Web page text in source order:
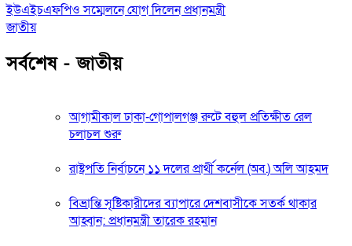
ইউএইচএফপিও সম্মেলনে যোগ দিলেন প্রধানমন্ত্রী
জাতীয়
সর্বশেষ - জাতীয়
আগামীকাল ঢাকা-গোপালগঞ্জ রুটে বহুল প্রতিক্ষীত রেল
চলাচল শুরু
রাষ্ট্রপতি নির্বাচনে ১১ দলের প্রার্থী কর্নেল (অব.) অলি আহমদ
বিভ্রান্তি সৃষ্টিকারীদের ব্যাপারে দেশবাসীকে সতর্ক থাকার
আহ্বান: প্রধানমন্ত্রী তারেক রহমান